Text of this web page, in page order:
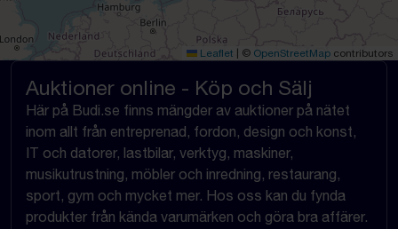
Leaflet © OpenStreetMap contributors
Auktioner online - Köp och Sälj
Här på Budi.se finns mängder av auktioner på nätet
inom allt från entreprenad, fordon, design och konst,
IT och datorer, lastbilar, verktyg, maskiner,
musikutrustning, möbler och inredning, restaurang,
sport, gym och mycket mer. Hos oss kan du fynda
produkter från kända varumärken och göra bra affärer.